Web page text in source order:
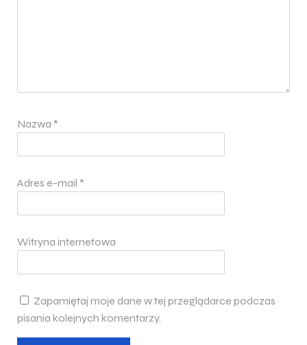
Nazwa *
Adres e-mail *
Witryna internetowa
Zapamiętaj moje dane w tej przeglądarce podczas
pisania kolejnych komentarzy.